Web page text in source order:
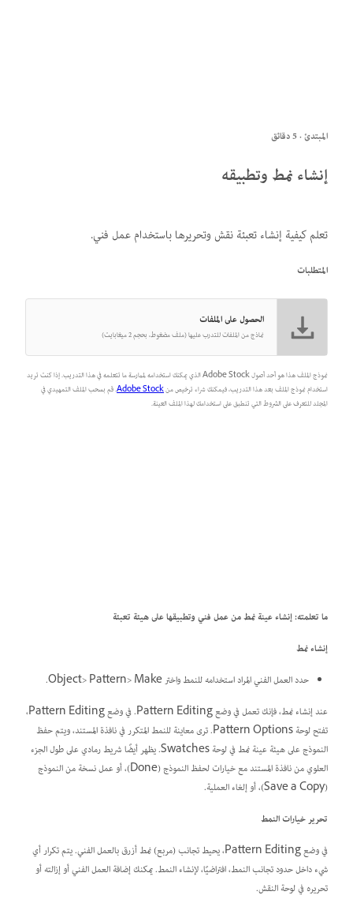
المبتدئ · 5 دقائق
إنشاء نمط وتطبيقه
تعلم كيفية إنشاء تعبئة نقش وتحريرها باستخدام عمل فني.
المتطلبات
الحصول على الملفات
نماذج من الملفات للتدرب عليها (ملف مضغوط، بحجم 2 ميغابايت)
نموذج الملف هذا هو أحد أصول Adobe Stock الذي يمكنك استخدامه لممارسة ما تتعلمه في هذا التدريب. إذا كنت تريد
استخدام نموذج الملف بعد هذا التدريب، فيمكنك شراء ترخيص منAdobe Stock. قم بسحب الملف التمهيدي في
المجلد للتعرف على الشروط التي تنطبق على استخدامك لهذا الملف العينة.
ما تعلمته: إنشاء عينة نمط من عمل فني وتطبيقها على هيئة تعبئة
إنشاء نمط
حدد العمل الفني المراد استخدامه للنمط واختر Object> Pattern> Make.
عند إنشاء نمط، فإنك تعمل في وضع Pattern Editing. في وضع Pattern Editing،
تفتح لوحة Pattern Options. ترى معاينة للنمط المتكرر في نافذة المستند، ويتم حفظ
النموذج على هيئة عينة نمط في لوحة Swatches. يظهر أيضًا شريط رمادي على طول الجزء
العلوي من نافذة المستند مع خيارات لحفظ النموذج (Done)، أو عمل نسخة من النموذج
(Save a Copy)، أو إلغاء العملية.
تحرير خيارات النمط
في وضع Pattern Editing، يحيط تجانب (مربع) نمط أزرق بالعمل الفني. يتم تكرار أي
شيء داخل حدود تجانب النمط، افتراضيًا، لإنشاء النمط. يمكنك إضافة العمل الفني أو إزالته أو
تحريره في لوحة النقش.